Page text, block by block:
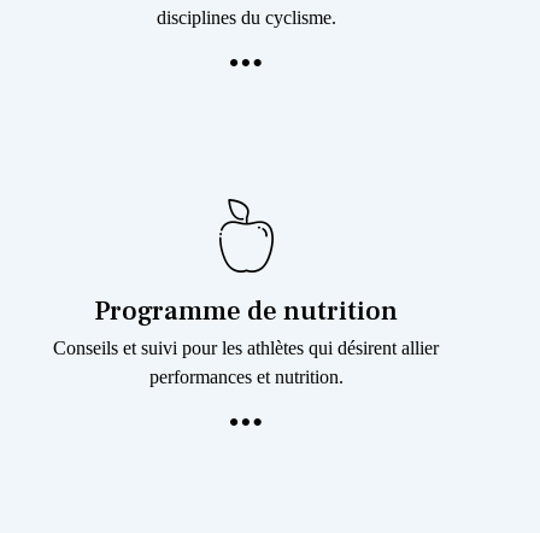
disciplines du cyclisme.
Programme de nutrition
Conseils et suivi pour les athlètes qui désirent allier
performances et nutrition.